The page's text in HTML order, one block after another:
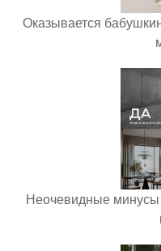
Оказывается
Неочевидные